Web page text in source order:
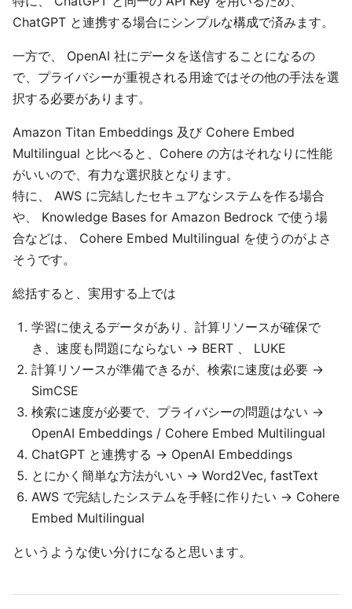
ChatGPT と連携する場合にシンプルな構成で済みます。
一方で、 OpenAI 社にデータを送信することになるの
で、プライバシーが重視される用途ではその他の手法を選
択する必要があります。
Amazon Titan Embeddings 及び Cohere Embed
Multilingual と比べると、Cohere の方はそれなりに性能
がいいので、有力な選択肢となります。
特に、 AWS に完結したセキュアなシステムを作る場合
や、 Knowledge Bases for Amazon Bedrock で使う場
合などは、 Cohere Embed Multilingual を使うのがよさ
そうです。
総括すると、実用する上では
学習に使えるデータがあり、計算リソースが確保で
き、速度も問題にならない → BERT 、 LUKE
計算リソースが準備できるが、検索に速度は必要 →
SimCSE
検索に速度が必要で、プライバシーの問題はない →
OpenAI Embeddings / Cohere Embed Multilingual
ChatGPT と連携する → OpenAI Embeddings
とにかく簡単な方法がいい → Word2Vec, fastText
AWS で完結したシステムを手軽に作りたい → Cohere
Embed Multilingual
というような使い分けになると思います。